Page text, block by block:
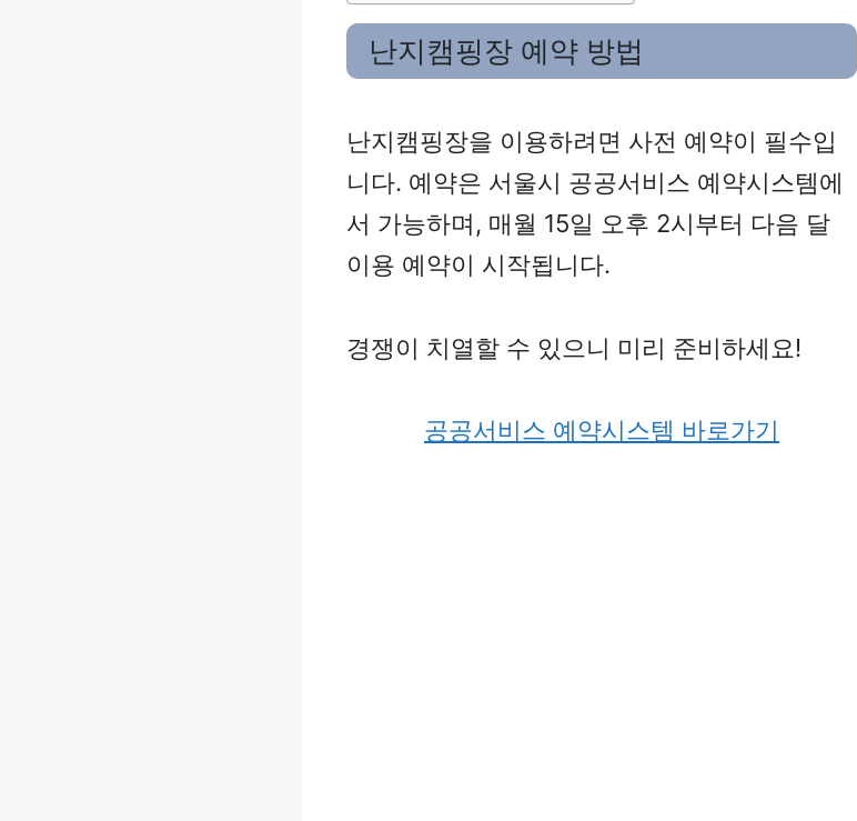
난지캠핑장 예약 방법
난지캠핑장을 이용하려면 사전 예약이 필수입
니다. 예약은 서울시 공공서비스 예약시스템에
서 가능하며, 매월 15일 오후 2시부터 다음 달
이용 예약이 시작됩니다.
경쟁이 치열할 수 있으니 미리 준비하세요!
공공서비스 예약시스템 바로가기